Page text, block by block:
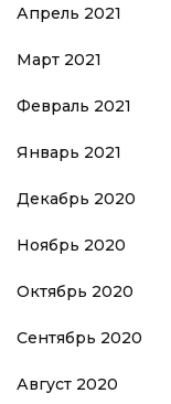
Апрель 2021
Март 2021
Февраль 2021
Январь 2021
Декабрь 2020
Ноябрь 2020
Октябрь 2020
Сентябрь 2020
Август 2020